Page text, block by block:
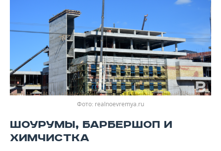
Фото: realnoevremya.ru
ШОУРУМЫ, БАРБЕРШОП И
ХИМЧИСТКА